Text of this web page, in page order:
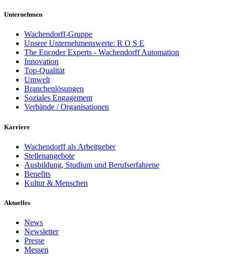
Unternehmen
Wachendorff-Gruppe
Unsere Unternehmenswerte: R O S E
The Encoder Experts - Wachendorff Automation
Innovation
Top-Qualität
Umwelt
Branchenlösungen
Soziales Engagement
Verbände / Organisationen
Karriere
Wachendorff als Arbeitgeber
Stellenangebote
Ausbildung, Studium und Berufserfahrene
Benefits
Kultur & Menschen
Aktuelles
News
Newsletter
Presse
Messen